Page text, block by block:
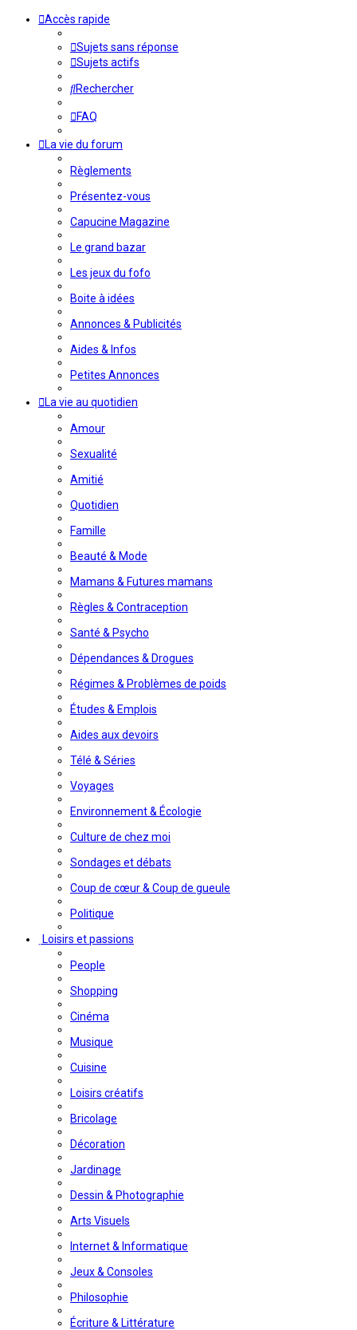
Accès rapide
Sujets sans réponse
Sujets actifs
Rechercher
FAQ
La vie du forum
Règlements
Présentez-vous
Capucine Magazine
Le grand bazar
Les jeux du fofo
Boite à idées
Annonces & Publicités
Aides & Infos
Petites Annonces
La vie au quotidien
Amour
Sexualité
Amitié
Quotidien
Famille
Beauté & Mode
Mamans & Futures mamans
Règles & Contraception
Santé & Psycho
Dépendances & Drogues
Régimes & Problèmes de poids
Études & Emplois
Aides aux devoirs
Télé & Séries
Voyages
Environnement & Écologie
Culture de chez moi
Sondages et débats
Coup de cœur & Coup de gueule
Politique
Loisirs et passions
People
Shopping
Cinéma
Musique
Cuisine
Loisirs créatifs
Bricolage
Décoration
Jardinage
Dessin & Photographie
Arts Visuels
Internet & Informatique
Jeux & Consoles
Philosophie
Écriture & Littérature